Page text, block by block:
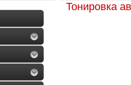
Тонировка